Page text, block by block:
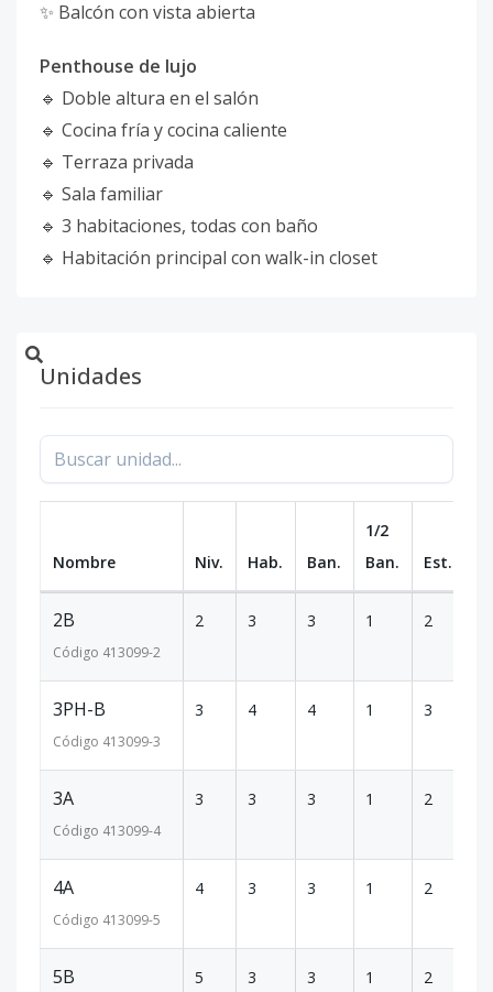
✨ Balcón con vista abierta
Penthouse de lujo
🔹 Doble altura en el salón
🔹 Cocina fría y cocina caliente
🔹 Terraza privada
🔹 Sala familiar
🔹 3 habitaciones, todas con baño
🔹 Habitación principal con walk-in closet
Unidades
Nombre Niv. Hab. Ban.
1/2
Ban.
Est.
2B
Código 413099-2
2 3 3 1 2
3PH-B
Código 413099-3
3 4 4 1 3
3A
Código 413099-4
3 3 3 1 2
4A
Código 413099-5
4 3 3 1 2
5B 5 3 3 1 2